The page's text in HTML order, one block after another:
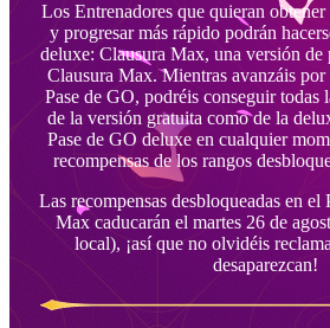
Los Entrenadores que quieran obtener
y progresar más rápido podrán
deluxe: Clausura Max, una versión de
Clausura Max. Mientras avanzáis
Pase de GO, podréis conseguir todas
de la versión gratuita como de la
Pase de GO deluxe en cualquier
recompensas de los rangos
Las recompensas desbloqueadas en el
Max caducarán el martes 26 de
local), ¡así que no olvidéis
desaparezcan!